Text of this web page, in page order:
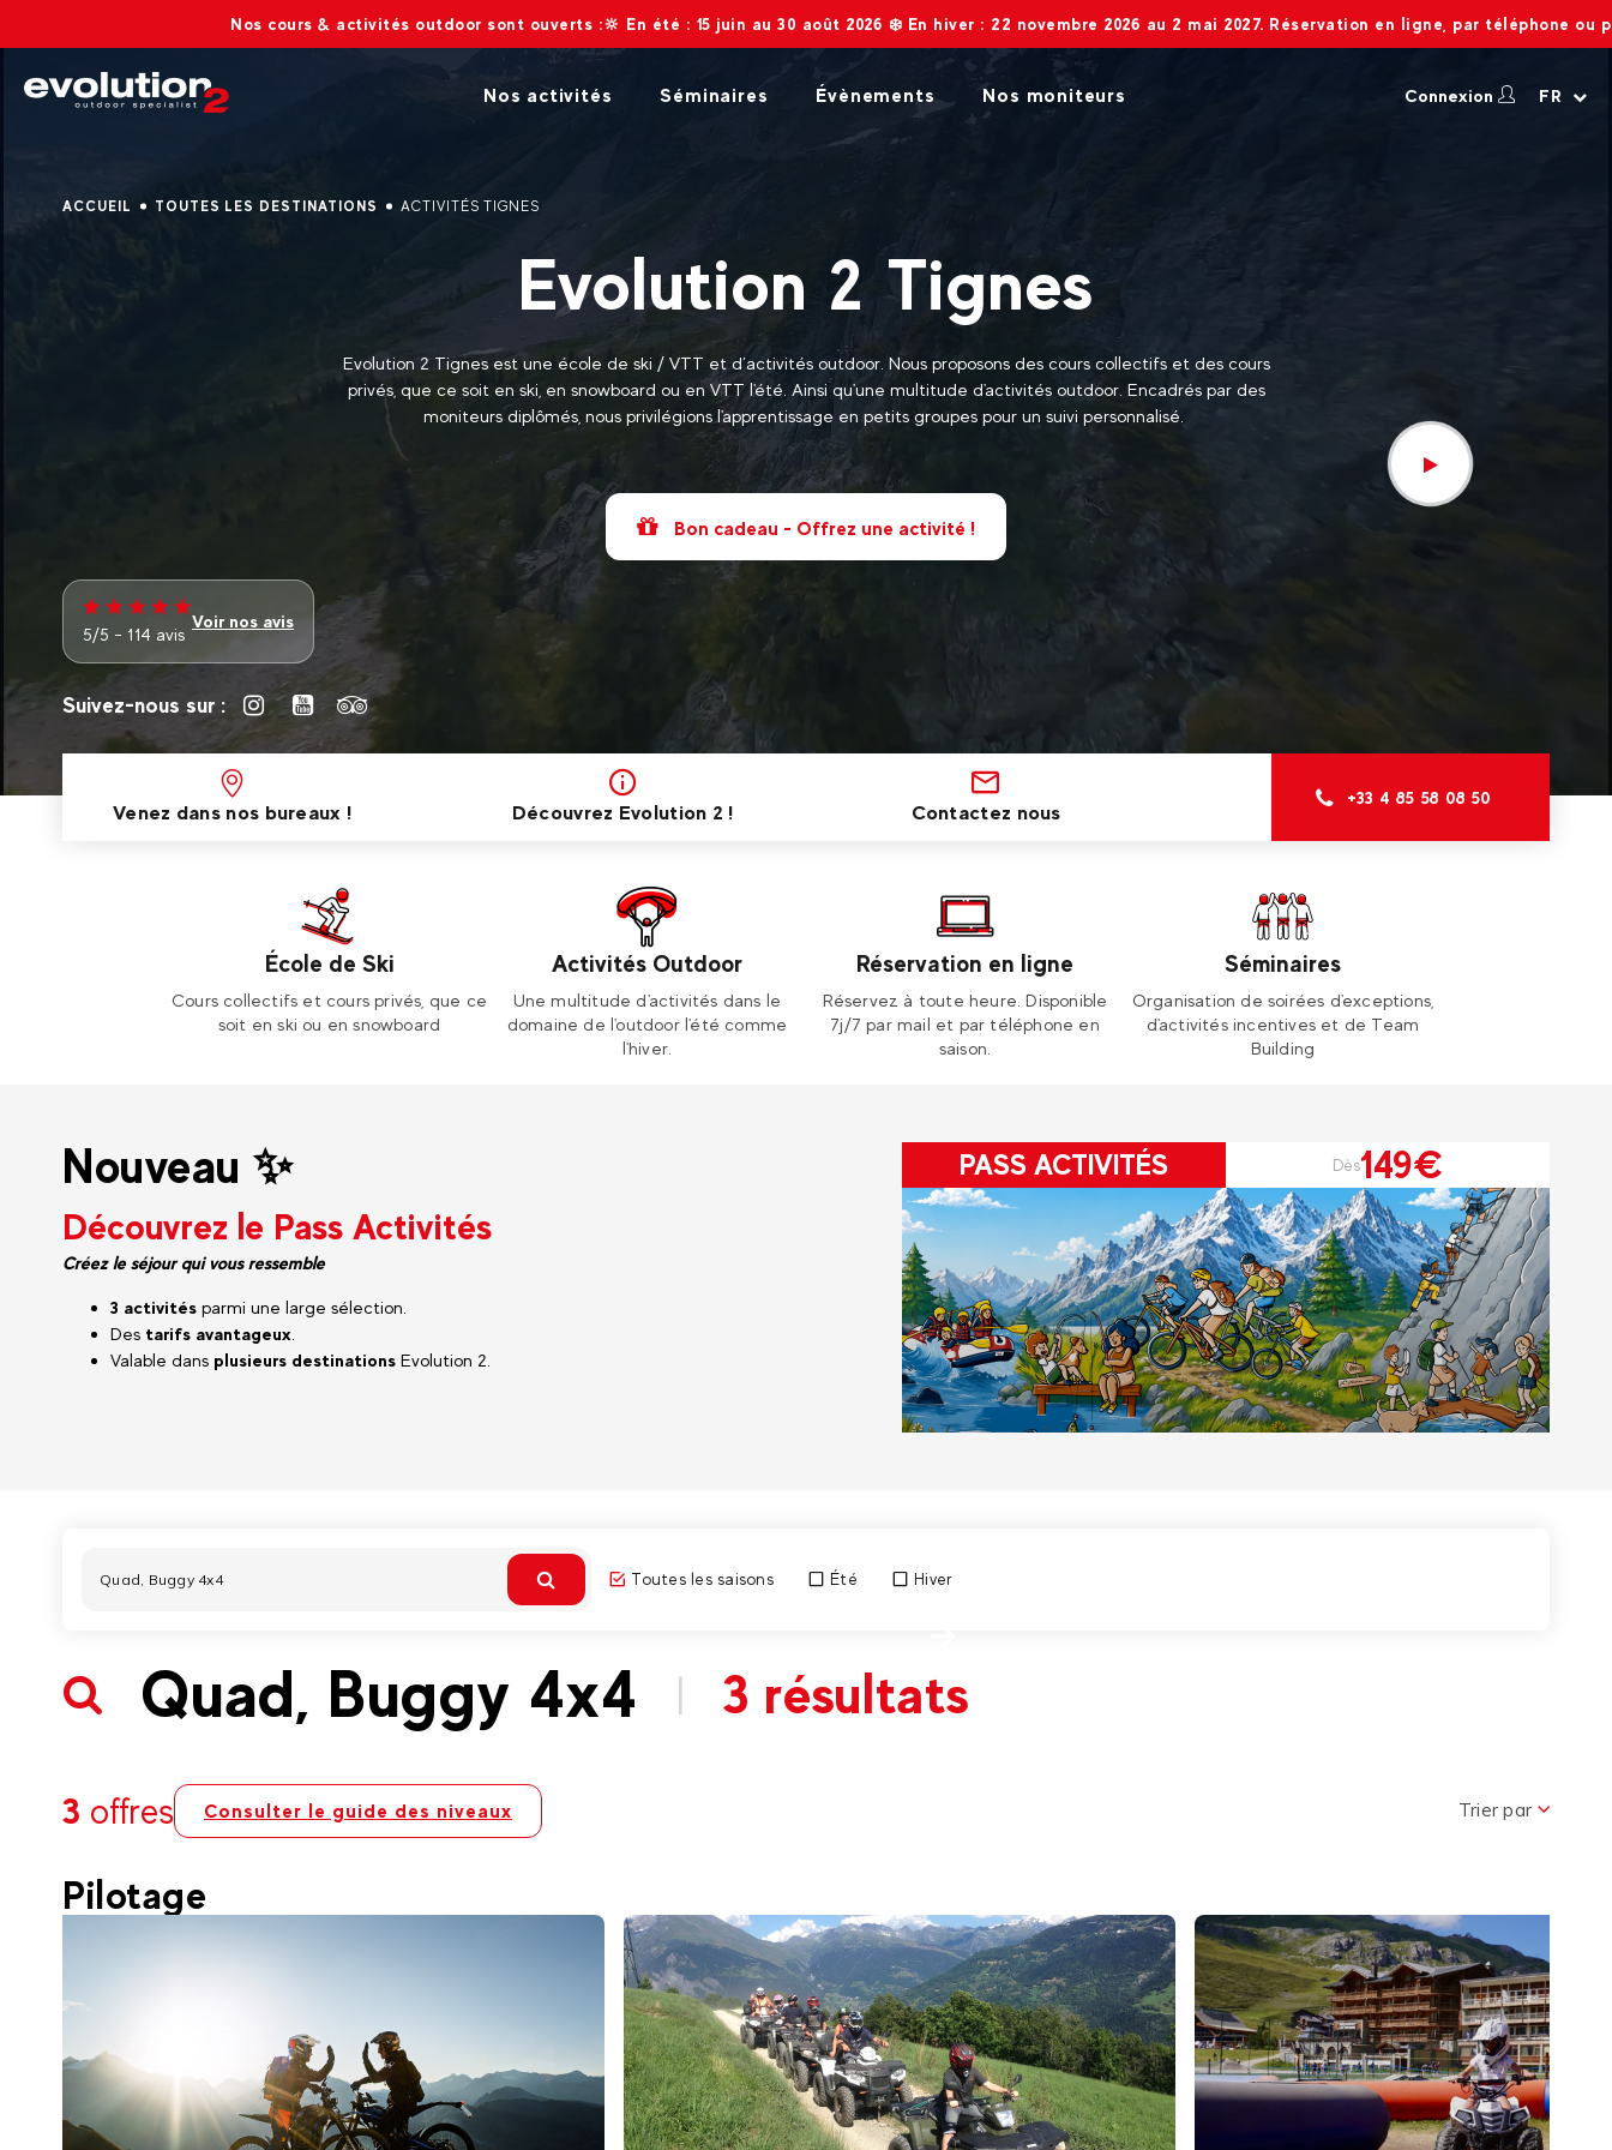
Nos cours & activités outdoor sont ouverts :🔆 En été : 15 juin au 30 août 2026 ❄️ En hiver : 22 novembre 2026 au 2 mai 2027. Réservation en ligne, par téléphone ou par mail toute
Nos activités Séminaires Évènements Nos moniteurs Connexion FR
ACCUEIL TOUTES LES DESTINATIONS ACTIVITÉS TIGNES
Evolution 2 Tignes
Evolution 2 Tignes est une école de ski / VTT et d’activités outdoor. Nous proposons des cours collectifs et des cours
privés, que ce soit en ski, en snowboard ou en VTT l'été. Ainsi qu'une multitude d'activités outdoor. Encadrés par des
moniteurs diplômés, nous privilégions l'apprentissage en petits groupes pour un suivi personnalisé.
Bon cadeau - Offrez une activité !
5/5 - 114 avis
Voir nos avis
Suivez-nous sur :
Venez dans nos bureaux ! Découvrez Evolution 2 ! Contactez nous
+33 4 85 58 08 50
École de Ski
Cours collectifs et cours privés, que ce
soit en ski ou en snowboard
Activités Outdoor
Une multitude d'activités dans le
domaine de l'outdoor l'été comme
l'hiver.
Réservation en ligne
Réservez à toute heure. Disponible
7j/7 par mail et par téléphone en
saison.
Séminaires
Organisation de soirées d'exceptions,
d'activités incentives et de Team
Building
Nouveau ✨
Découvrez le Pass Activités
Créez le séjour qui vous ressemble
3 activités parmi une large sélection.
Des tarifs avantageux
Valable dans plusieurs destinations Evolution 2.
PASS ACTIVITÉS Dès149€
Toutes les saisons Été Hiver
Quad, Buggy 4x4 3 résultats
3 offres Consulter le guide des niveaux Trier par
Pilotage